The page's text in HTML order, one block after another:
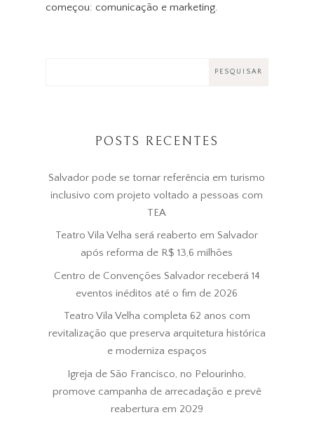
começou: comunicação e marketing.
POSTS RECENTES
Salvador pode se tornar referência em turismo
inclusivo com projeto voltado a pessoas com
TEA
Teatro Vila Velha será reaberto em Salvador
após reforma de R$ 13,6 milhões
Centro de Convenções Salvador receberá 14
eventos inéditos até o fim de 2026
Teatro Vila Velha completa 62 anos com
revitalização que preserva arquitetura histórica
e moderniza espaços
Igreja de São Francisco, no Pelourinho,
promove campanha de arrecadação e prevê
reabertura em 2029